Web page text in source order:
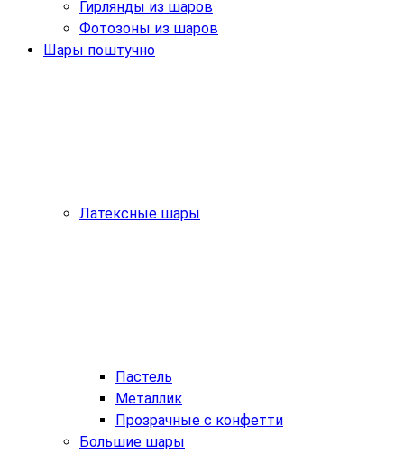
Гирлянды из шаров
Фотозоны из шаров
Шары поштучно
Латексные шары
Пастель
Металлик
Прозрачные с конфетти
Большие шары